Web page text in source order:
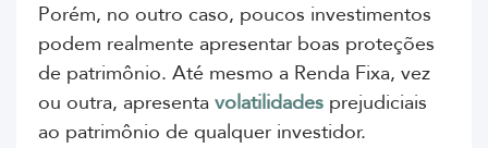
Porém, no outro caso, poucos investimentos
podem realmente apresentar boas proteções
de patrimônio. Até mesmo a Renda Fixa, vez
ou outra, apresenta volatilidades prejudiciais
ao patrimônio de qualquer investidor.